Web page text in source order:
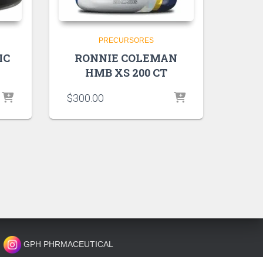
PRECURSORES
RONNIE COLEMAN
HMB XS 200 CT
$300.00
GPH PHRMACEUTICAL